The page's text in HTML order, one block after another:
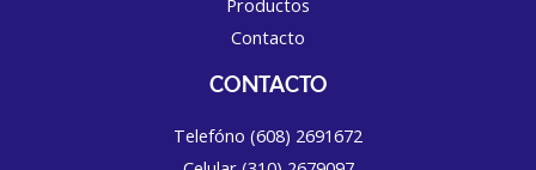
Productos
Contacto
CONTACTO
Telefóno (608) 2691672